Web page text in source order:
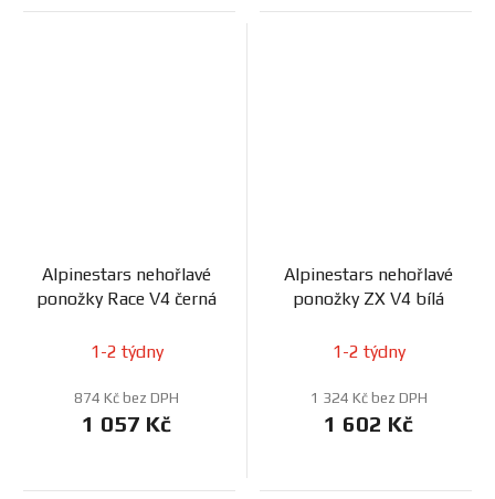
Alpinestars nehořlavé
ponožky Race V4 černá
1-2 týdny
874 Kč bez DPH
1 057 Kč
Alpinestars nehořlavé
ponožky ZX V4 bílá
1-2 týdny
1 324 Kč bez DPH
1 602 Kč